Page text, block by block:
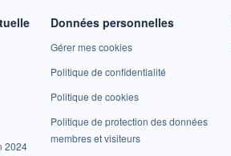
2024
Données personnelles
Gérer mes cookies
Politique de confidentialité
Politique de cookies
Politique de protection des données
membres et visiteurs